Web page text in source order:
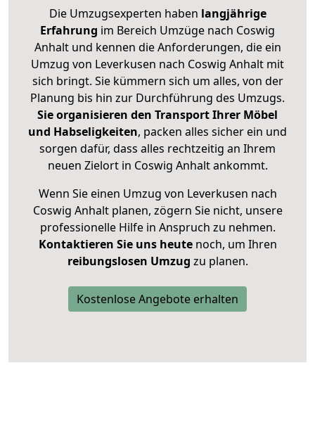
Die Umzugsexperten haben langjährige
Erfahrung im Bereich Umzüge nach Coswig
Anhalt und kennen die Anforderungen, die ein
Umzug von Leverkusen nach Coswig Anhalt mit
sich bringt. Sie kümmern sich um alles, von der
Planung bis hin zur Durchführung des Umzugs.
Sie organisieren den Transport Ihrer Möbel
und Habseligkeiten, packen alles sicher ein und
sorgen dafür, dass alles rechtzeitig an Ihrem
neuen Zielort in Coswig Anhalt ankommt.
Wenn Sie einen Umzug von Leverkusen nach
Coswig Anhalt planen, zögern Sie nicht, unsere
professionelle Hilfe in Anspruch zu nehmen.
Kontaktieren Sie uns heutenoch, um Ihren
reibungslosen Umzug zu planen.
Kostenlose Angebote erhalten